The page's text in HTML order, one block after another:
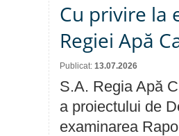
Cu privire la
Regiei Apă
Publicat: 13.07.2026
S.A. Regia Apă
a proiectului de
examinarea